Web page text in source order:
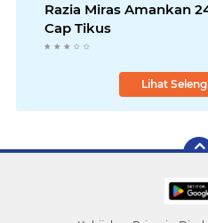
Razia Miras Amankan
Cap Tikus
Lihat